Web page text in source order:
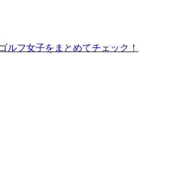
ルフ女子をまとめてチェック！